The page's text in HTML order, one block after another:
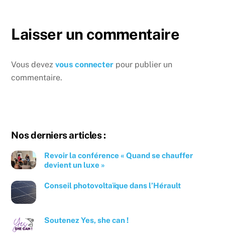
Laisser un commentaire
Vous devezvous connecter pour publier un
commentaire.
Nos derniers articles :
Revoir la conférence « Quand se chauffer
devient un luxe »
Conseil photovoltaïque dans l’Hérault
Soutenez Yes, she can !